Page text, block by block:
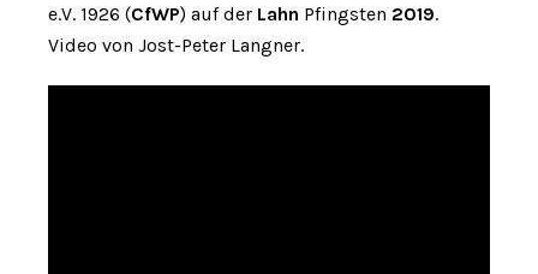
e.V. 1926 (CfWP) auf der Lahn Pfingsten 2019.
Video von Jost-Peter Langner.